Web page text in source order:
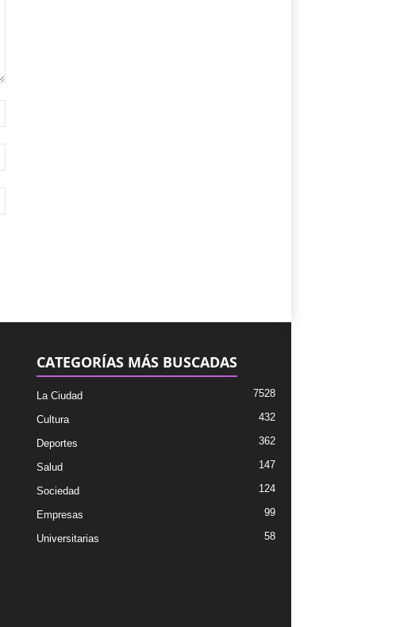
CATEGORÍAS MÁS BUSCADAS
La Ciudad 7528
Cultura 432
Deportes 362
Salud 147
Sociedad 124
Empresas 99
Universitarias 58